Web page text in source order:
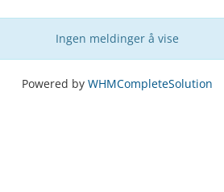
Ingen meldinger å vise
Powered by WHMCompleteSolution